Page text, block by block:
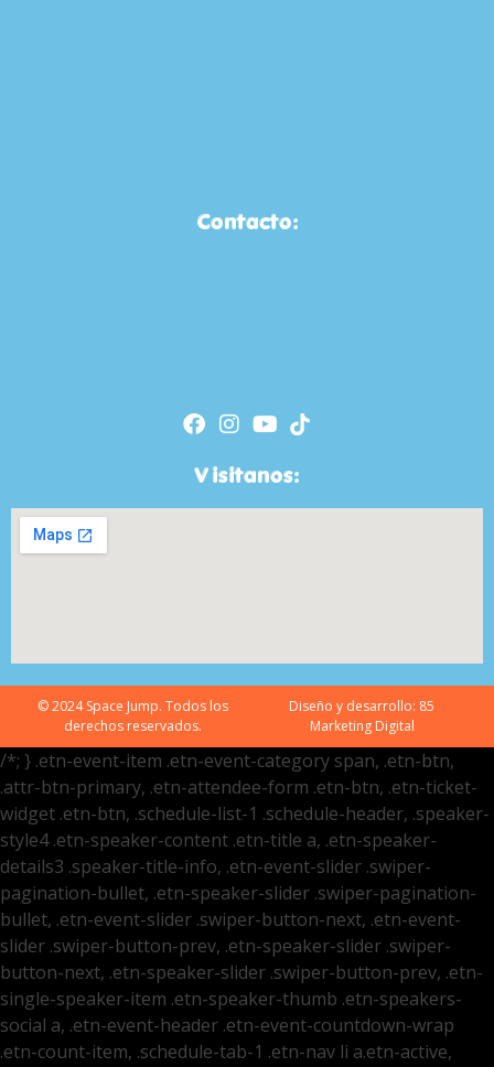
Contacto:
Visitanos:
© 2024 Space Jump. Todos los
derechos reservados.
Diseño y desarrollo: 85
Marketing Digital
/*; } .etn-event-item .etn-event-category span, .etn-btn,
.attr-btn-primary, .etn-attendee-form .etn-btn, .etn-ticket-
widget .etn-btn, .schedule-list-1 .schedule-header, .speaker-
style4 .etn-speaker-content .etn-title a, .etn-speaker-
details3 .speaker-title-info, .etn-event-slider .swiper-
pagination-bullet, .etn-speaker-slider .swiper-pagination-
bullet, .etn-event-slider .swiper-button-next, .etn-event-
slider .swiper-button-prev, .etn-speaker-slider .swiper-
button-next, .etn-speaker-slider .swiper-button-prev, .etn-
single-speaker-item .etn-speaker-thumb .etn-speakers-
social a, .etn-event-header .etn-event-countdown-wrap
.etn-count-item, .schedule-tab-1 .etn-nav li a.etn-active,